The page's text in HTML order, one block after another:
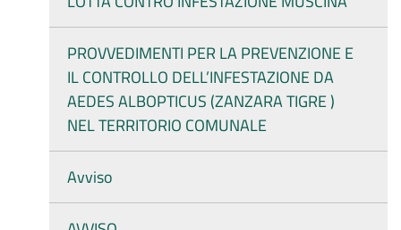
PROVVEDIMENTI PER LA PREVENZIONE E
IL CONTROLLO DELL’INFESTAZIONE DA
AEDES ALBOPTICUS (ZANZARA TIGRE )
NEL TERRITORIO COMUNALE
Avviso